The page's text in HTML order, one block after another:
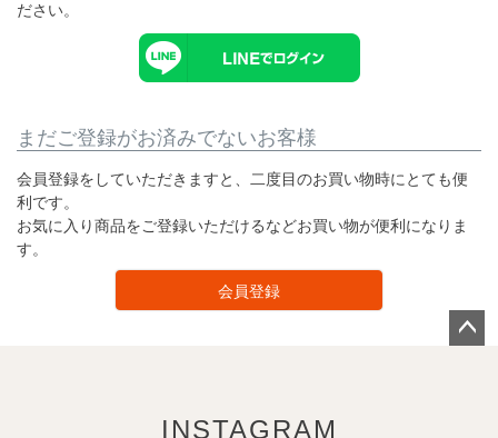
ださい。
まだご登録がお済みでないお客様
会員登録をしていただきますと、二度目のお買い物時にとても便
利です。
お気に入り商品をご登録いただけるなどお買い物が便利になりま
す。
会員登録
INSTAGRAM